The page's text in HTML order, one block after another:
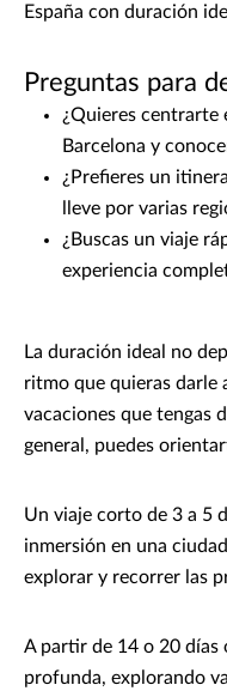
España con duración
Preguntas para
¿Quieres centrarte
Barcelona y
¿Prefieres un
lleve por varias
¿Buscas un viaje
experiencia
La duración ideal no
ritmo que quieras darle
vacaciones que tengas
general, puedes
Un viaje corto de 3 a 5
inmersión en una
explorar y recorrer las
A partir de 14 o 20 días
profunda, explorando